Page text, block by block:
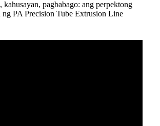
kahusayan, pagbabago: ang perpektong
ng PA Precision Tube Extrusion Line